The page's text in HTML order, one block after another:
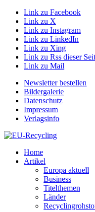
Link zu Facebook
Link zu X
Link zu Instagram
Link zu LinkedIn
Link zu Xing
Link zu Rss dieser
Link zu Mail
Newsletter bestellen
Bildergalerie
Datenschutz
Impressum
Verlagsinfo
Home
Artikel
Europa aktuell
Business
Titelthemen
Länder